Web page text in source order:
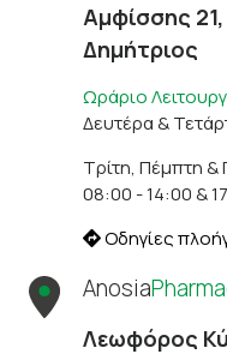
Αμφίσσης 21,
Δημήτριος
Ωράριο
Δευτέρα &
Τρίτη, Πέμπτη
08:00 - 14:00 &
Οδηγίες
Anosia
Λεωφόρος